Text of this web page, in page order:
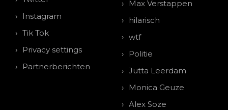
Instagram
Tik Tok
Privacy settings
Partnerberichten
Max Verstappen
hilarisch
wtf
Politie
Jutta Leerdam
Monica Geuze
Alex Soze